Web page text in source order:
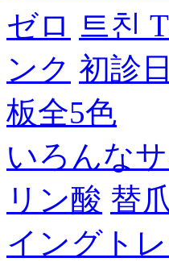
ゼロ 트친
ンク 初診
板全5色
いろんな
リン酸 替
イングト